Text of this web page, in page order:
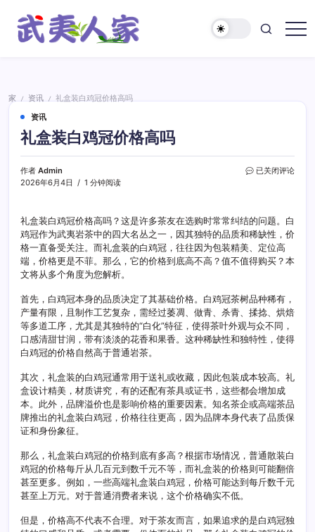
家
家 / 资讯 /
礼盒装白鸡冠价格高吗
资讯
礼盒装白鸡冠价格高吗
作者 Admin
2026年6月4日
1 分钟阅读
礼
鸡
冠
价
格
高
已关闭评论
礼盒装白鸡冠价格高吗？这是许多茶友在选购时常常纠结的问题。白
鸡冠作为武夷岩茶中的四大名丛之一，因其独特的品质和稀缺性，价
格一直备受关注。而礼盒装的白鸡冠，往往因为包装精美、定位高
端，价格更是不菲。那么，它的价格到底高不高？值不值得购买？本
文将从多个角度为您解析。
首先，白鸡冠本身的品质决定了其基础价格。白鸡冠茶树品种稀有，
产量有限，且制作工艺复杂，需经过萎凋、做青、杀青、揉捻、烘焙
等多道工序，尤其是其独特的“白化”特征，使得茶叶外观与众不同，
口感清甜甘润，带有淡淡的花香和果香。这种稀缺性和独特性，使得
白鸡冠的价格自然高于普通岩茶。
其次，礼盒装的白鸡冠通常用于送礼或收藏，因此包装成本较高。礼
盒设计精美，材质讲究，有的还配有茶具或证书，这些都会增加成
本。此外，品牌溢价也是影响价格的重要因素。知名茶企或高端茶品
牌推出的礼盒装白鸡冠，价格往往更高，因为品牌本身代表了品质保
证和身份象征。
那么，礼盒装白鸡冠的价格到底有多高？根据市场情况，普通散装白
鸡冠的价格每斤从几百元到数千元不等，而礼盒装的价格则可能翻倍
甚至更多。例如，一些高端礼盒装白鸡冠，价格可能达到每斤数千元
甚至上万元。对于普通消费者来说，这个价格确实不低。
但是，价格高不代表不合理。对于茶友而言，如果追求的是白鸡冠独